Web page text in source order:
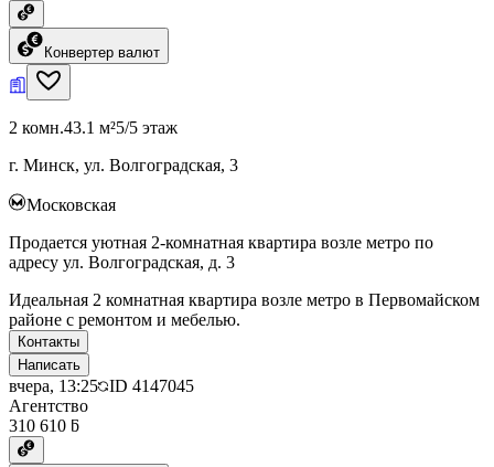
Конвертер валют
2 комн.43.1 м²5/5 этаж
г. Минск, ул. Волгоградская, 3
Московская
Продается уютная 2-комнатная квартира возле метро по
адресу ул. Волгоградская, д. 3
Идеальная 2 комнатная квартира возле метро в Первомайском
районе с ремонтом и мебелью.
Контакты
Написать
вчера, 13:25 ID 4147045
Агентство
310 610 ƃ